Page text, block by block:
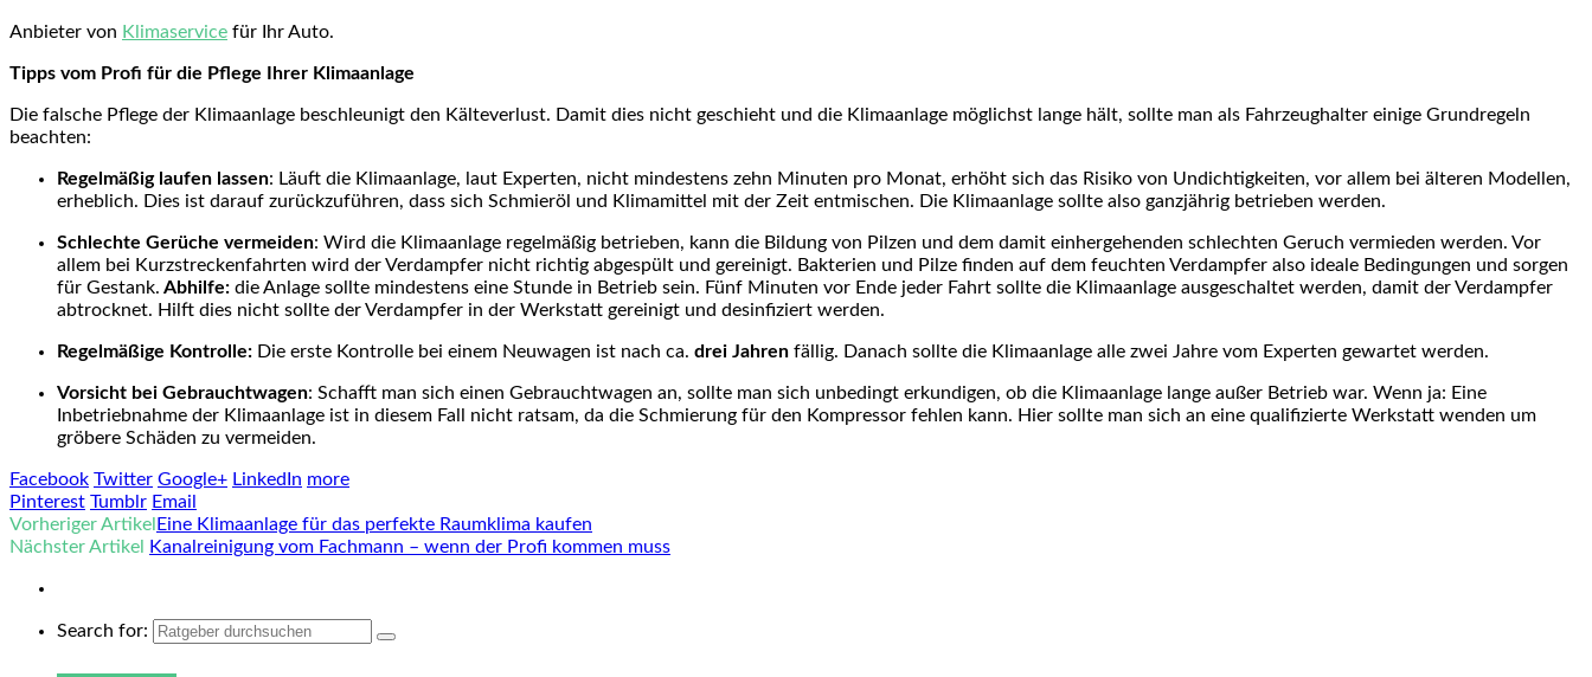
Anbieter von Klimaservice für Ihr Auto.
Tipps vom Profi für die Pflege Ihrer Klimaanlage
Die falsche Pflege der Klimaanlage beschleunigt den Kälteverlust. Damit dies nicht geschieht und die Klimaanlage möglichst lange hält, sollte man als Fahrzeughalter einige Grundregeln
beachten:
Regelmäßig laufen lassen: Läuft die Klimaanlage, laut Experten, nicht mindestens zehn Minuten pro Monat, erhöht sich das Risiko von Undichtigkeiten, vor allem bei älteren Modellen,
erheblich. Dies ist darauf zurückzuführen, dass sich Schmieröl und Klimamittel mit der Zeit entmischen. Die Klimaanlage sollte also ganzjährig betrieben werden.
Schlechte Gerüche vermeiden: Wird die Klimaanlage regelmäßig betrieben, kann die Bildung von Pilzen und dem damit einhergehenden schlechten Geruch vermieden werden. Vor
allem bei Kurzstreckenfahrten wird der Verdampfer nicht richtig abgespült und gereinigt. Bakterien und Pilze finden auf dem feuchten Verdampfer also ideale Bedingungen und sorgen
für Gestank. Abhilfe: die Anlage sollte mindestens eine Stunde in Betrieb sein. Fünf Minuten vor Ende jeder Fahrt sollte die Klimaanlage ausgeschaltet werden, damit der Verdampfer
abtrocknet. Hilft dies nicht sollte der Verdampfer in der Werkstatt gereinigt und desinfiziert werden.
Regelmäßige Kontrolle: Die erste Kontrolle bei einem Neuwagen ist nach ca. drei Jahren fällig. Danach sollte die Klimaanlage alle zwei Jahre vom Experten gewartet werden.
Vorsicht bei Gebrauchtwagen: Schafft man sich einen Gebrauchtwagen an, sollte man sich unbedingt erkundigen, ob die Klimaanlage lange außer Betrieb war. Wenn ja: Eine
Inbetriebnahme der Klimaanlage ist in diesem Fall nicht ratsam, da die Schmierung für den Kompressor fehlen kann. Hier sollte man sich an eine qualifizierte Werkstatt wenden um
gröbere Schäden zu vermeiden.
Facebook Twitter Google+ LinkedIn more
Pinterest Tumblr Email
Vorheriger Artikel Eine Klimaanlage für das perfekte Raumklima kaufen
Nächster Artikel
Kanalreinigung vom Fachmann – wenn der Profi kommen muss
Search for: